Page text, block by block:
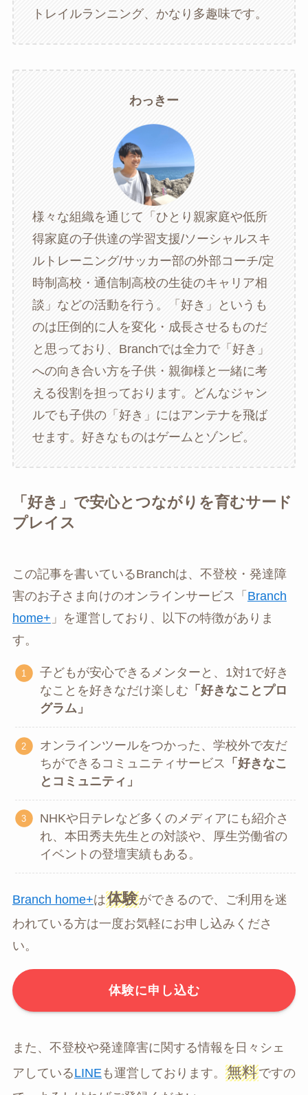
トレイルランニング、かなり多趣味です。
わっきー
様々な組織を通じて「ひとり親家庭や低所
得家庭の子供達の学習支援/ソーシャルスキ
ルトレーニング/サッカー部の外部コーチ/定
時制高校・通信制高校の生徒のキャリア相
談」などの活動を行う。「好き」というも
のは圧倒的に人を変化・成長させるものだ
と思っており、Branchでは全力で「好き」
への向き合い方を子供・親御様と一緒に考
える役割を担っております。どんなジャン
ルでも子供の「好き」にはアンテナを飛ば
せます。好きなものはゲームとゾンビ。
「好き」で安心とつながりを育むサード
プレイス
この記事を書いているBranchは、不登校・発達障
害のお子さま向けのオンラインサービス「 Branch
home+ 」を運営しており、以下の特徴がありま
す。
子どもが安心できるメンターと、1対1で好き
なことを好きなだけ楽しむ 「好きなことプロ
グラム」
オンラインツールをつかった、学校外で友だ
ちができるコミュニティサービス 「好きなこ
とコミュニティ」
NHKや日テレなど多くのメディアにも紹介さ
れ、本田秀夫先生との対談や、厚生労働省の
イベントの登壇実績もある。
Branch home+は体験ができるので、ご利用を迷
われている方は一度お気軽にお申し込みくださ
い。
体験に申し込む
また、不登校や発達障害に関する情報を日々シェ
アしているLINE も運営しております。 無料ですの